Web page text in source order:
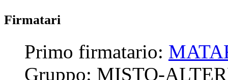
Firmatari
Primo firmatario:
Gruppo: MISTO-